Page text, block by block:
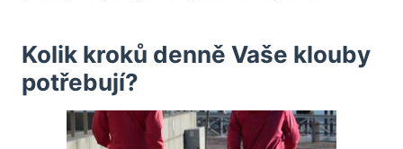
Kolik kroků denně Vaše klouby
potřebují?